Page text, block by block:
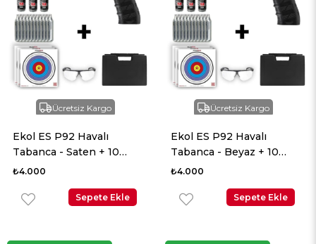
Ücretsiz Kargo
Ekol ES P92 Havalı
Tabanca - Saten + 10
Adet Co2 + 3 Adet 4.5mm
Balistik Gözlük
₺4.000
Sepete Ekle
Ücretsiz Kargo
Ekol ES P92 Havalı
Tabanca - Beyaz + 10
Adet Co2 + 3 Adet 4.5mm
Balistik Gözlük
₺4.000
Sepete Ekle